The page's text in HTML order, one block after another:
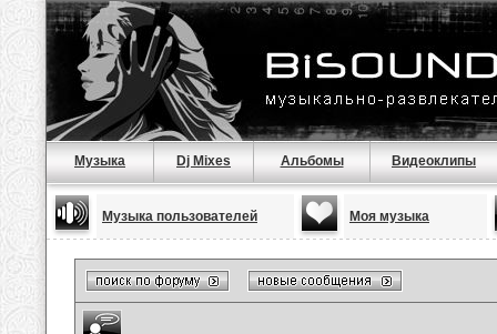
Музыка Dj Mixes Альбомы Видеоклипы
Музыка пользователей Моя музыка